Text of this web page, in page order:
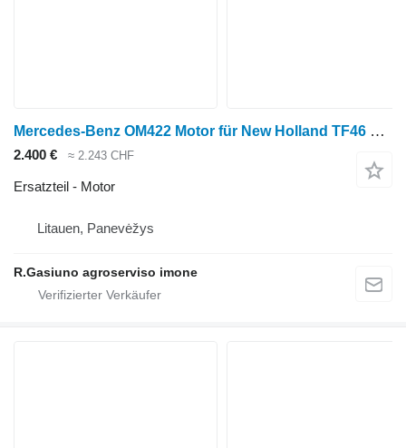
Mercedes-Benz OM422 Motor für New Holland TF46 Getreideernter
2.400 € ≈ 2.243 CHF
Ersatzteil - Motor
Litauen, Panevėžys
R.Gasiuno agroserviso imone